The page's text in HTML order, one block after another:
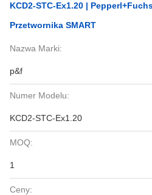
KCD2-STC-Ex1.20 |
Przetwornika SMART
Nazwa Marki:
p&f
Numer Modelu:
KCD2-STC-Ex1.20
MOQ:
1
Ceny: